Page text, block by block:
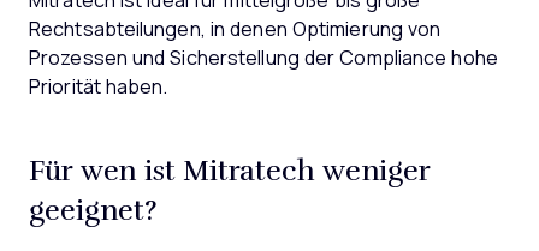
Rechtsabteilungen, in denen Optimierung von
Prozessen und Sicherstellung der Compliance hohe
Priorität haben.
Für wen ist Mitratech weniger
geeignet?